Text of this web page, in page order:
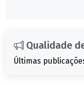
Qualidade
Últimas